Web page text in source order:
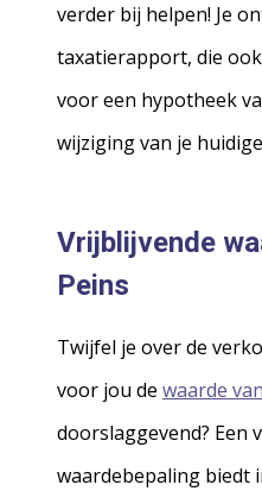
verder bij helpen! Je
taxatierapport, die
voor een hypotheek
wijziging van je
Vrijblijvende
Peins
Twijfel je over de
voor jou de waarde
doorslaggevend? Een
waardebepaling biedt